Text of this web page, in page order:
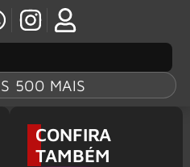
500 MAIS
CONFIRA
TAMBÉM